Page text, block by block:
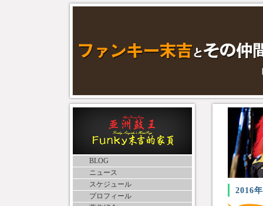
BLOG
ニュース
スケジュール
プロフィール
2016